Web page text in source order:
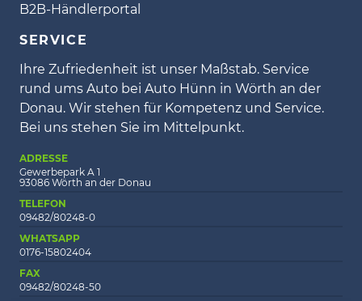
B2B-Händlerportal
SERVICE
Ihre Zufriedenheit ist unser Maßstab. Service
rund ums Auto bei Auto Hünn in Wörth an der
Donau. Wir stehen für Kompetenz und Service.
Bei uns stehen Sie im Mittelpunkt.
ADRESSE
Gewerbepark A 1
93086 Wörth an der Donau
TELEFON
09482/80248-0
WHATSAPP
0176-15802404
FAX
09482/80248-50